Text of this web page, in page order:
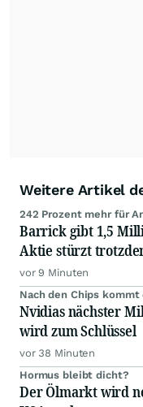
Weitere Artikel
242 Prozent mehr für
Barrick gibt 1,5
Aktie stürzt
vor 9 Minuten
Nach den Chips kommt
Nvidias nächster
wird zum Schlüssel
vor 38 Minuten
Hormus bleibt dicht?
Der Ölmarkt wird